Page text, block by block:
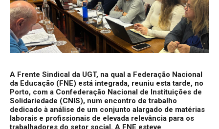
A Frente Sindical da UGT, na qual a Federação Nacional
da Educação (FNE) está integrada, reuniu esta tarde, no
Porto, com a Confederação Nacional de Instituições de
Solidariedade (CNIS), num encontro de trabalho
dedicado à análise de um conjunto alargado de matérias
laborais e profissionais de elevada relevância para os
trabalhadores do setor social. A FNE esteve